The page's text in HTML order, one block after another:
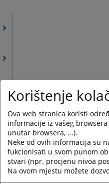
Korištenje
Ova web stranica koristi
informacije iz vašeg
unutar browsera, ...).
Neke od ovih informacija su
fukcionisati u svom punom
stvari (npr. procjenu nivoa
Na ovom mjestu možete